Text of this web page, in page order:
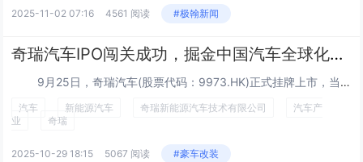
2025-11-02 07:16 4561 阅读 #极翰新闻
奇瑞汽车IPO闯关成功，掘金中国汽车全球化与新能源转型的双重红利
9月25日，奇瑞汽车(股票代码：9973.HK)正式挂牌上市，当天开盘股价较发行价上涨11.22%，市值近2000亿港元。这家成立28年的车企打开港股市场的大门，进入全新发展阶段。 招股书显示，奇瑞汽车2024年全球汽车销量超过...
汽车 新能源汽车 奇瑞新能源汽车技术有限公司
汽车产
业
奇瑞
2025-10-29 18:15 5067 阅读 #豪车改装